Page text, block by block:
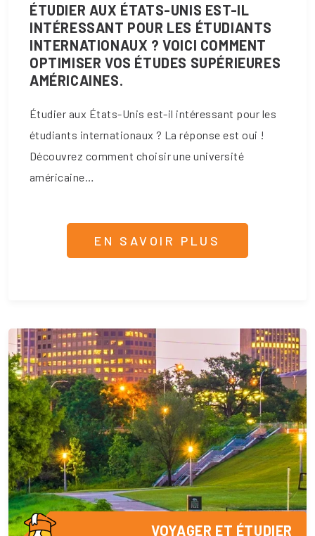
ÉTUDIER AUX ÉTATS-UNIS EST-IL
INTÉRESSANT POUR LES ÉTUDIANTS
INTERNATIONAUX ? VOICI COMMENT
OPTIMISER VOS ÉTUDES SUPÉRIEURES
AMÉRICAINES.
Étudier aux États-Unis est-il intéressant pour les
étudiants internationaux ? La réponse est oui !
Découvrez comment choisir une université
américaine…
EN SAVOIR PLUS
VOYAGER ET ÉTUDIER